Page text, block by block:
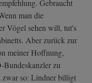
Gebraucht
man die
Vögel sehen will, tut's
Aber zurück zur
meiner Hoffnung,
Bundeskanzler zu
so: Lindner billigt